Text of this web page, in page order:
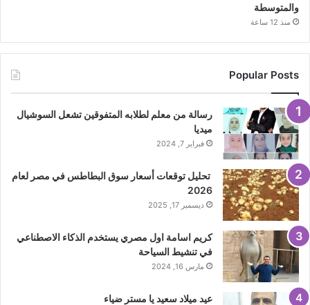
والمتوسطة
منذ 12 ساعة
Popular Posts
رسالة من معلم لطلابه المتفوقين تشعل السوشيال
ميديا
فبراير 7, 2024
تحليل توقعات أسعار سوق البطاطس في مصر لعام
2026
ديسمبر 17, 2025
كريم اسامة اول مصري يستخدم الذكاء الاصطناعي
في تنشيط السياحة
مارس 16, 2024
عيد ميلاد سعيد يا مستر ضياء